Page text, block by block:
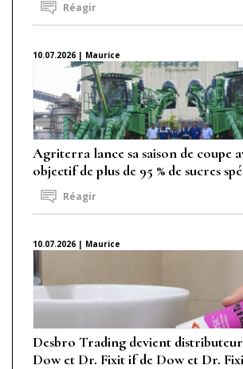
Réagir
10.07.2026 | Maurice
Agriterra lance sa saison de coupe
objectif de plus de 95 % de sucres
Réagir
10.07.2026 | Maurice
Desbro Trading devient
Dow et Dr. Fixit if de Dow et Dr.